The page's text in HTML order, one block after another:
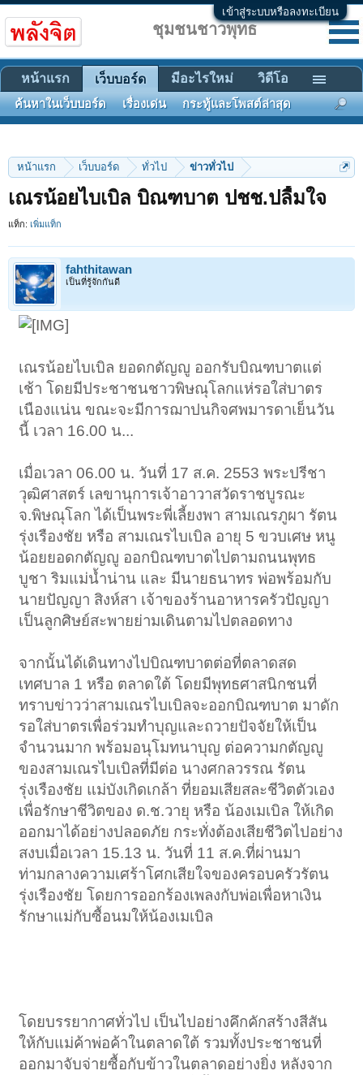
เข้าสู่ระบบหรือลงทะเบียน
หน้าแรก เว็บบอร์ด ทั่วไป ข่าวทั่วไป
เณรน้อยไบเบิล บิณฑบาต ปชช.ปลื้มใจ
แท็ก: เพิ่มแท็ก
fahthitawan
เป็นที่รู้จักกันดี
เณรน้อยไบเบิล ยอดกตัญญู ออกรับบิณฑบาตแต่
เช้า โดยมีประชาชนชาวพิษณุโลกแห่รอใส่บาตร
เนืองแน่น ขณะจะมีการฌาปนกิจศพมารดาเย็นวัน
นี้ เวลา 16.00 น...
เมื่อเวลา 06.00 น. วันที่ 17 ส.ค. 2553 พระปรีชา
วุฒิศาสตร์ เลขานุการเจ้าอาวาสวัดราชบูรณะ
จ.พิษณุโลก ได้เป็นพระพี่เลี้ยงพา สามเณรภูผา รัตน
รุ่งเรืองชัย หรือ สามเณรไบเบิล อายุ 5 ขวบเศษ หนู
น้อยยอดกตัญญู ออกบิณฑบาตไปตามถนนพุทธ
บูชา ริมแม่น้ำน่าน และ มีนายธนาทร พ่อพร้อมกับ
นายปัญญา สิงห์สา เจ้าของร้านอาหารครัวปัญญา
เป็นลูกศิษย์สะพายย่ามเดินตามไปตลอดทาง
จากนั้นได้เดินทางไปบิณฑบาตต่อที่ตลาดสด
เทศบาล 1 หรือ ตลาดใต้ โดยมีพุทธศาสนิกชนที่
ทราบข่าวว่าสามเณรไบเบิลจะออกบิณฑบาต มาดัก
รอใส่บาตรเพื่อร่วมทำบุญและถวายปัจจัยให้เป็น
จำนวนมาก พร้อมอนุโมทนาบุญ ต่อความกตัญญู
ของสามเณรไบเบิลที่มีต่อ นางศกลวรรณ รัตน
รุ่งเรืองชัย แม่บังเกิดเกล้า ที่ยอมเสียสละชีวิตตัวเอง
เพื่อรักษาชีวิตของ ด.ช.วายุ หรือ น้องเมเบิล ให้เกิด
ออกมาได้อย่างปลอดภัย กระทั่งต้องเสียชีวิตไปอย่าง
สงบเมื่อเวลา 15.13 น. วันที่ 11 ส.ค.ที่ผ่านมา
ท่ามกลางความเศร้าโศกเสียใจของครอบครัวรัตน
รุ่งเรืองชัย โดยการออกร้องเพลงกับพ่อเพื่อหาเงิน
รักษาแม่กับซื้อนมให้น้องเมเบิล
โดยบรรยากาศทั่วไป เป็นไปอย่างคึกคักสร้างสีสัน
ให้กับแม่ค้าพ่อค้าในตลาดใต้ รวมทั้งประชาชนที่
ออกมาจับจ่ายซื้อกับข้าวในตลาดอย่างยิ่ง หลังจาก
ชุมชนชาวพุทธ
หน้าแรก เว็บบอร์ด
ค้นหาในเว็บบอร์ด เรื่องเด่น กระทู้และโพสต์ล่าสุด
มีอะไรใหม่ วิดีโอ